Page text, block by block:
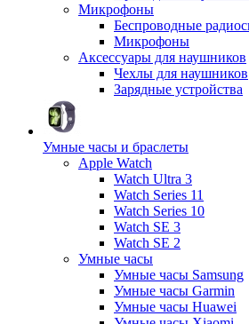
Микрофоны
Беспроводные
Микрофоны
Аксессуары для наушников
Чехлы для наушников
Зарядные устройства
Умные часы и браслеты
Apple Watch
Watch Ultra 3
Watch Series 11
Watch Series 10
Watch SE 3
Watch SE 2
Умные часы
Умные часы Samsung
Умные часы Garmin
Умные часы Huawei